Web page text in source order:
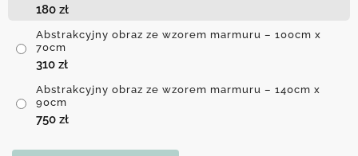
180 zł
Abstrakcyjny obraz ze wzorem marmuru – 100cm x
70cm
310 zł
Abstrakcyjny obraz ze wzorem marmuru – 140cm x
90cm
750 zł